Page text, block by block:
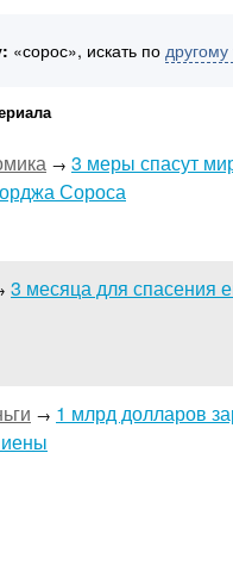
«сорос», искать по другому
→ 3 меры спасут
Сороса
3 месяца для спасения
→ 1 млрд долларов